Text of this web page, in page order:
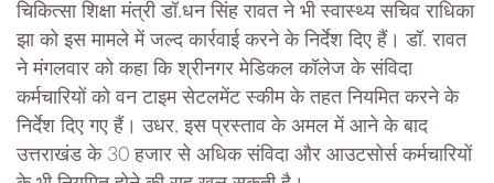
चिकित्सा शिक्षा मंत्री डॉ.धन सिंह रावत ने भी स्वास्थ्य सचिव राधिका
झा को इस मामले में जल्द कार्रवाई करने के निर्देश दिए हैं। डॉ. रावत
ने मंगलवार को कहा कि श्रीनगर मेडिकल कॉलेज के संविदा
कर्मचारियों को वन टाइम सेटलमेंट स्कीम के तहत नियमित करने के
निर्देश दिए गए हैं। उधर, इस प्रस्ताव के अमल में आने के बाद
उत्तराखंड के 30 हजार से अधिक संविदा और आउटसोर्स कर्मचारियों